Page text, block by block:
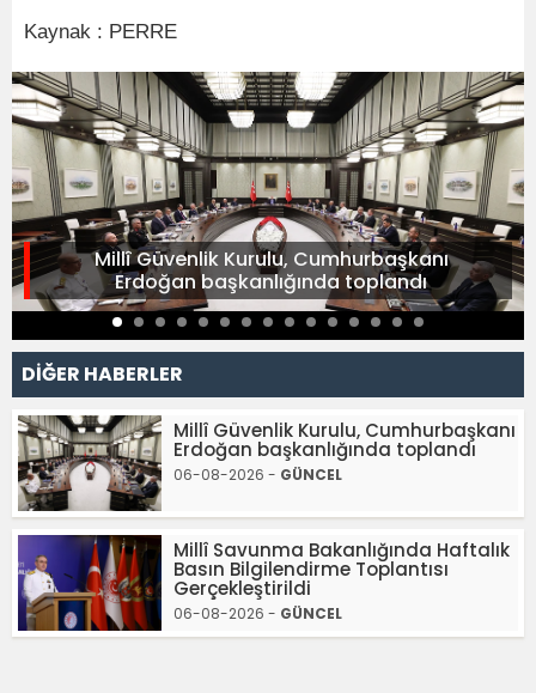
Kaynak : PERRE
Millî Güvenlik Kurulu, Cumhurbaşkanı
Erdoğan başkanlığında toplandı
DİĞER HABERLER
Millî Güvenlik Kurulu, Cumhurbaşkanı
Erdoğan başkanlığında toplandı
06-08-2026 - GÜNCEL
Millî Savunma Bakanlığında Haftalık
Basın Bilgilendirme Toplantısı
Gerçekleştirildi
06-08-2026 - GÜNCEL